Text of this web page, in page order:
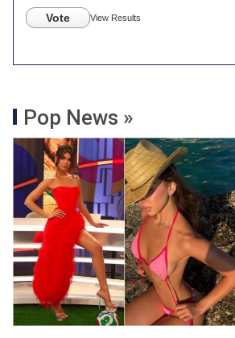
Vote View Results
Pop News »